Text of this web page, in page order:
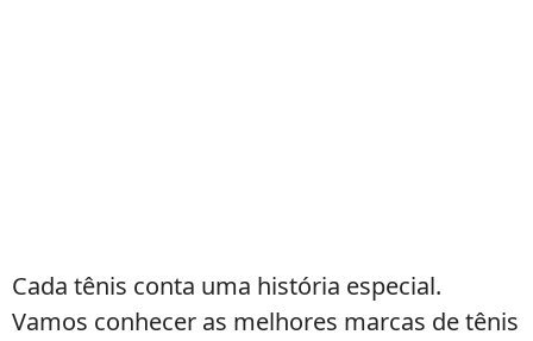
Cada tênis conta uma história especial.
Vamos conhecer as melhores marcas de tênis